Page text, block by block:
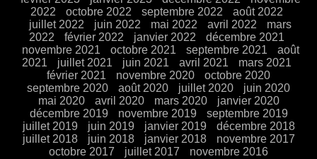
2022
octobre 2022 septembre 2022
août 2022
juillet 2022
juin 2022 mai 2022 avril 2022
mars
2022
février 2022 janvier 2022
décembre 2021
novembre 2021
octobre 2021 septembre 2021
août
2021
juillet 2021 juin 2021 avril 2021
mars 2021
février 2021
novembre 2020
octobre 2020
septembre 2020
août 2020 juillet 2020
juin 2020
mai 2020
avril 2020 mars 2020
janvier 2020
décembre 2019
novembre 2019
septembre 2019
juillet 2019
juin 2019 janvier 2019
décembre 2018
juillet 2018
juin 2018 janvier 2018
novembre 2017
octobre 2017
juillet 2017 novembre 2016